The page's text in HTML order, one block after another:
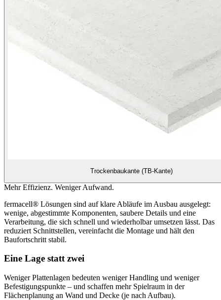
Trockenbaukante (TB-Kante)
Mehr Effizienz. Weniger Aufwand.
fermacell® Lösungen sind auf klare Abläufe im Ausbau ausgelegt:
wenige, abgestimmte Komponenten, saubere Details und eine
Verarbeitung, die sich schnell und wiederholbar umsetzen lässt. Das
reduziert Schnittstellen, vereinfacht die Montage und hält den
Baufortschritt stabil.
Eine Lage statt zwei
Weniger Plattenlagen bedeuten weniger Handling und weniger
Befestigungspunkte – und schaffen mehr Spielraum in der
Flächenplanung an Wand und Decke (je nach Aufbau).